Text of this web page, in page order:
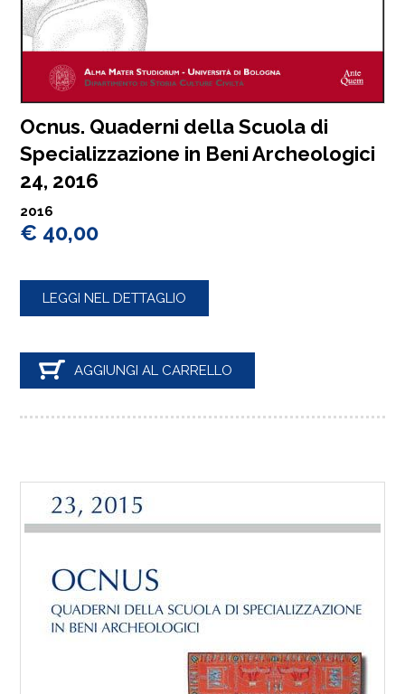
Ocnus. Quaderni della Scuola di
Specializzazione in Beni Archeologici
24, 2016
2016
€ 40,00
LEGGI NEL DETTAGLIO
AGGIUNGI AL CARRELLO